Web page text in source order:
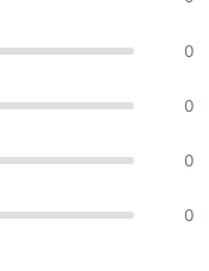
0
0
0
0